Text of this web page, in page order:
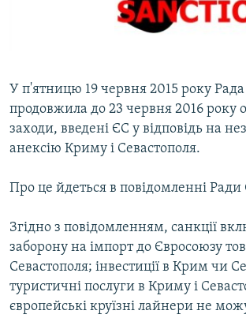
ВІДЕОУРОКИ «ELIFBE»
ДОЛУЧАЙСЯ!
У п'ятницю 19 червня 2015 року
продовжила до 23 червня 2016 року
заходи, введені ЄС у відповідь на
анексію Криму і Севастополя.
Про це йдеться в повідомленні Ради
Згідно з повідомленням, санкції
заборону на імпорт до Євросоюзу
Севастополя; інвестиції в Крим чи
туристичні послуги в Криму і
європейські круїзні лайнери не